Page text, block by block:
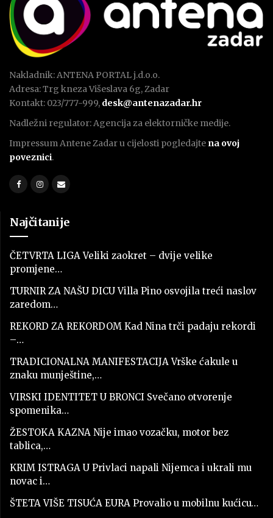
Nakladnik: ANTENA PORTAL j.d.o.o.
Adresa: Trg kneza Višeslava 6g, Zadar
Kontakt: 023/777-999, desk@antenazadar.hr
Nadležni regulator: Agencija za elektorničke medije.
Impressum Antene Zadar u cijelosti pogledajte na ovoj
poveznici.
Najčitanije
ČETVRTA LIGA Veliki zaokret – dvije velike
promjene…
TURNIR ZA NAŠU DICU Villa Pino osvojila treći naslov
zaredom…
REKORD ZA REKORDOM Kad Nina trči padaju rekordi
–…
TRADICIONALNA MANIFESTACIJA Vrške ćakule u
znaku munještine,…
VIRSKI IDENTITET U BRONCI Svečano otvorenje
spomenika…
ŽESTOKA KAZNA Nije imao vozačku, motor bez
tablica,…
KRIM ISTRAGA U Privlaci napali Nijemca i ukrali mu
novac i…
ŠTETA VIŠE TISUĆA EURA Provalio u mobilnu kućicu…